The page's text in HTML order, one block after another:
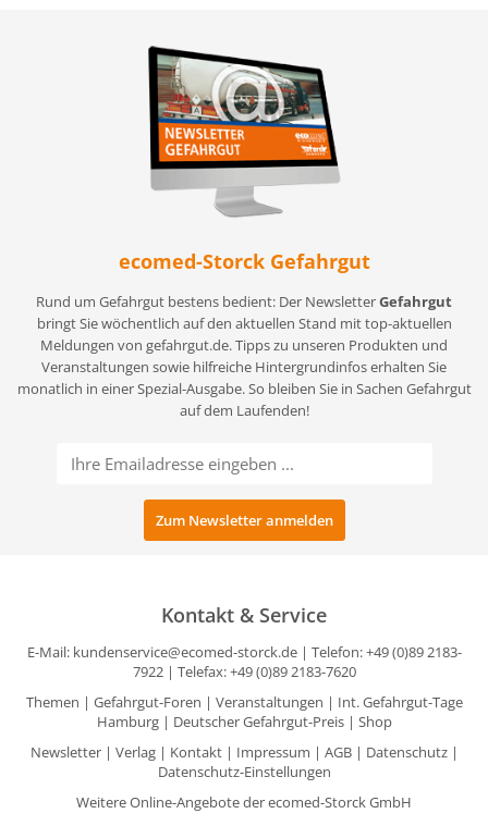
ecomed-Storck Gefahrgut
Rund um Gefahrgut bestens bedient: Der NewsletterGefahrgut
bringt Sie wöchentlich auf den aktuellen Stand mit top-aktuellen
Meldungen von gefahrgut.de. Tipps zu unseren Produkten und
Veranstaltungen sowie hilfreiche Hintergrundinfos erhalten Sie
monatlich in einer Spezial-Ausgabe. So bleiben Sie in Sachen Gefahrgut
auf dem Laufenden!
Kontakt & Service
E-Mail: kundenservice@ecomed-storck.de| Telefon: +49 (0)89 2183-
7922 | Telefax: +49 (0)89 2183-7620
Themen | Gefahrgut-Foren | Veranstaltungen | Int. Gefahrgut-Tage
Hamburg| Deutscher Gefahrgut-Preis| Shop
Newsletter| Verlag| Kontakt| Impressum | AGB| Datenschutz|
Datenschutz-Einstellungen
Weitere Online-Angebote der ecomed-Storck GmbH